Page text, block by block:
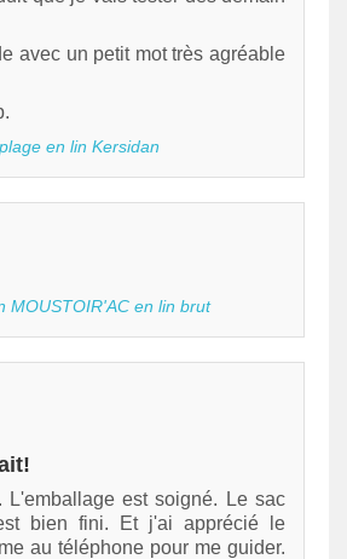
avec un petit mot très agréable
en lin Kersidan
MOUSTOIR'AC en lin brut
L'emballage est soigné. Le sac
bien fini. Et j'ai apprécié le
au téléphone pour me guider.